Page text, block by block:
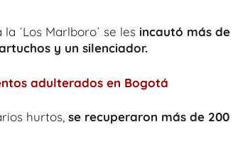
´Los Marlboro´ se les incautó más de
y un silenciador.
adulterados en Bogotá
hurtos, se recuperaron más de 200